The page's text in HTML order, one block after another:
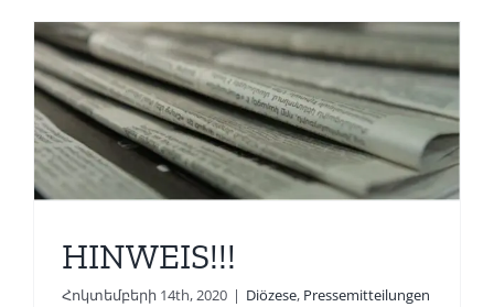
HINWEIS!!!
Հոկտեմբերի 14th, 2020 | Diözese, Pressemitteilungen